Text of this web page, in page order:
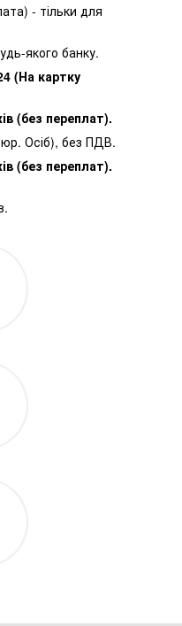
- тільки для
якого банку.
(На картку
(без переплат).
Осіб), без ПДВ.
(без переплат).